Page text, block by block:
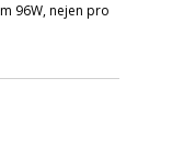
96W, nejen pro